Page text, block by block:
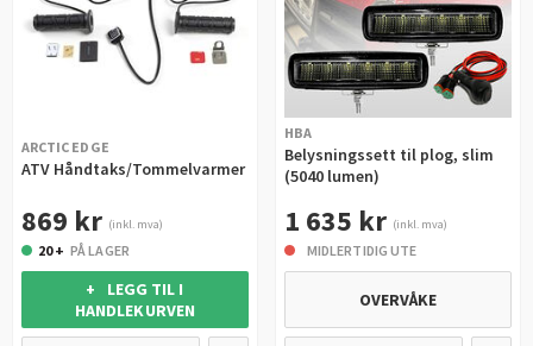
ARCTIC EDGE
ATV Håndtaks/Tommelvarmer
869 kr (inkl. mva)
20 + PÅ LAGER
+ LEGG TIL I
HANDLEKURVEN
HBA
Belysningssett til plog, slim
(5040 lumen)
1 635 kr (inkl. mva)
MIDLERTIDIG UTE
OVERVÅKE